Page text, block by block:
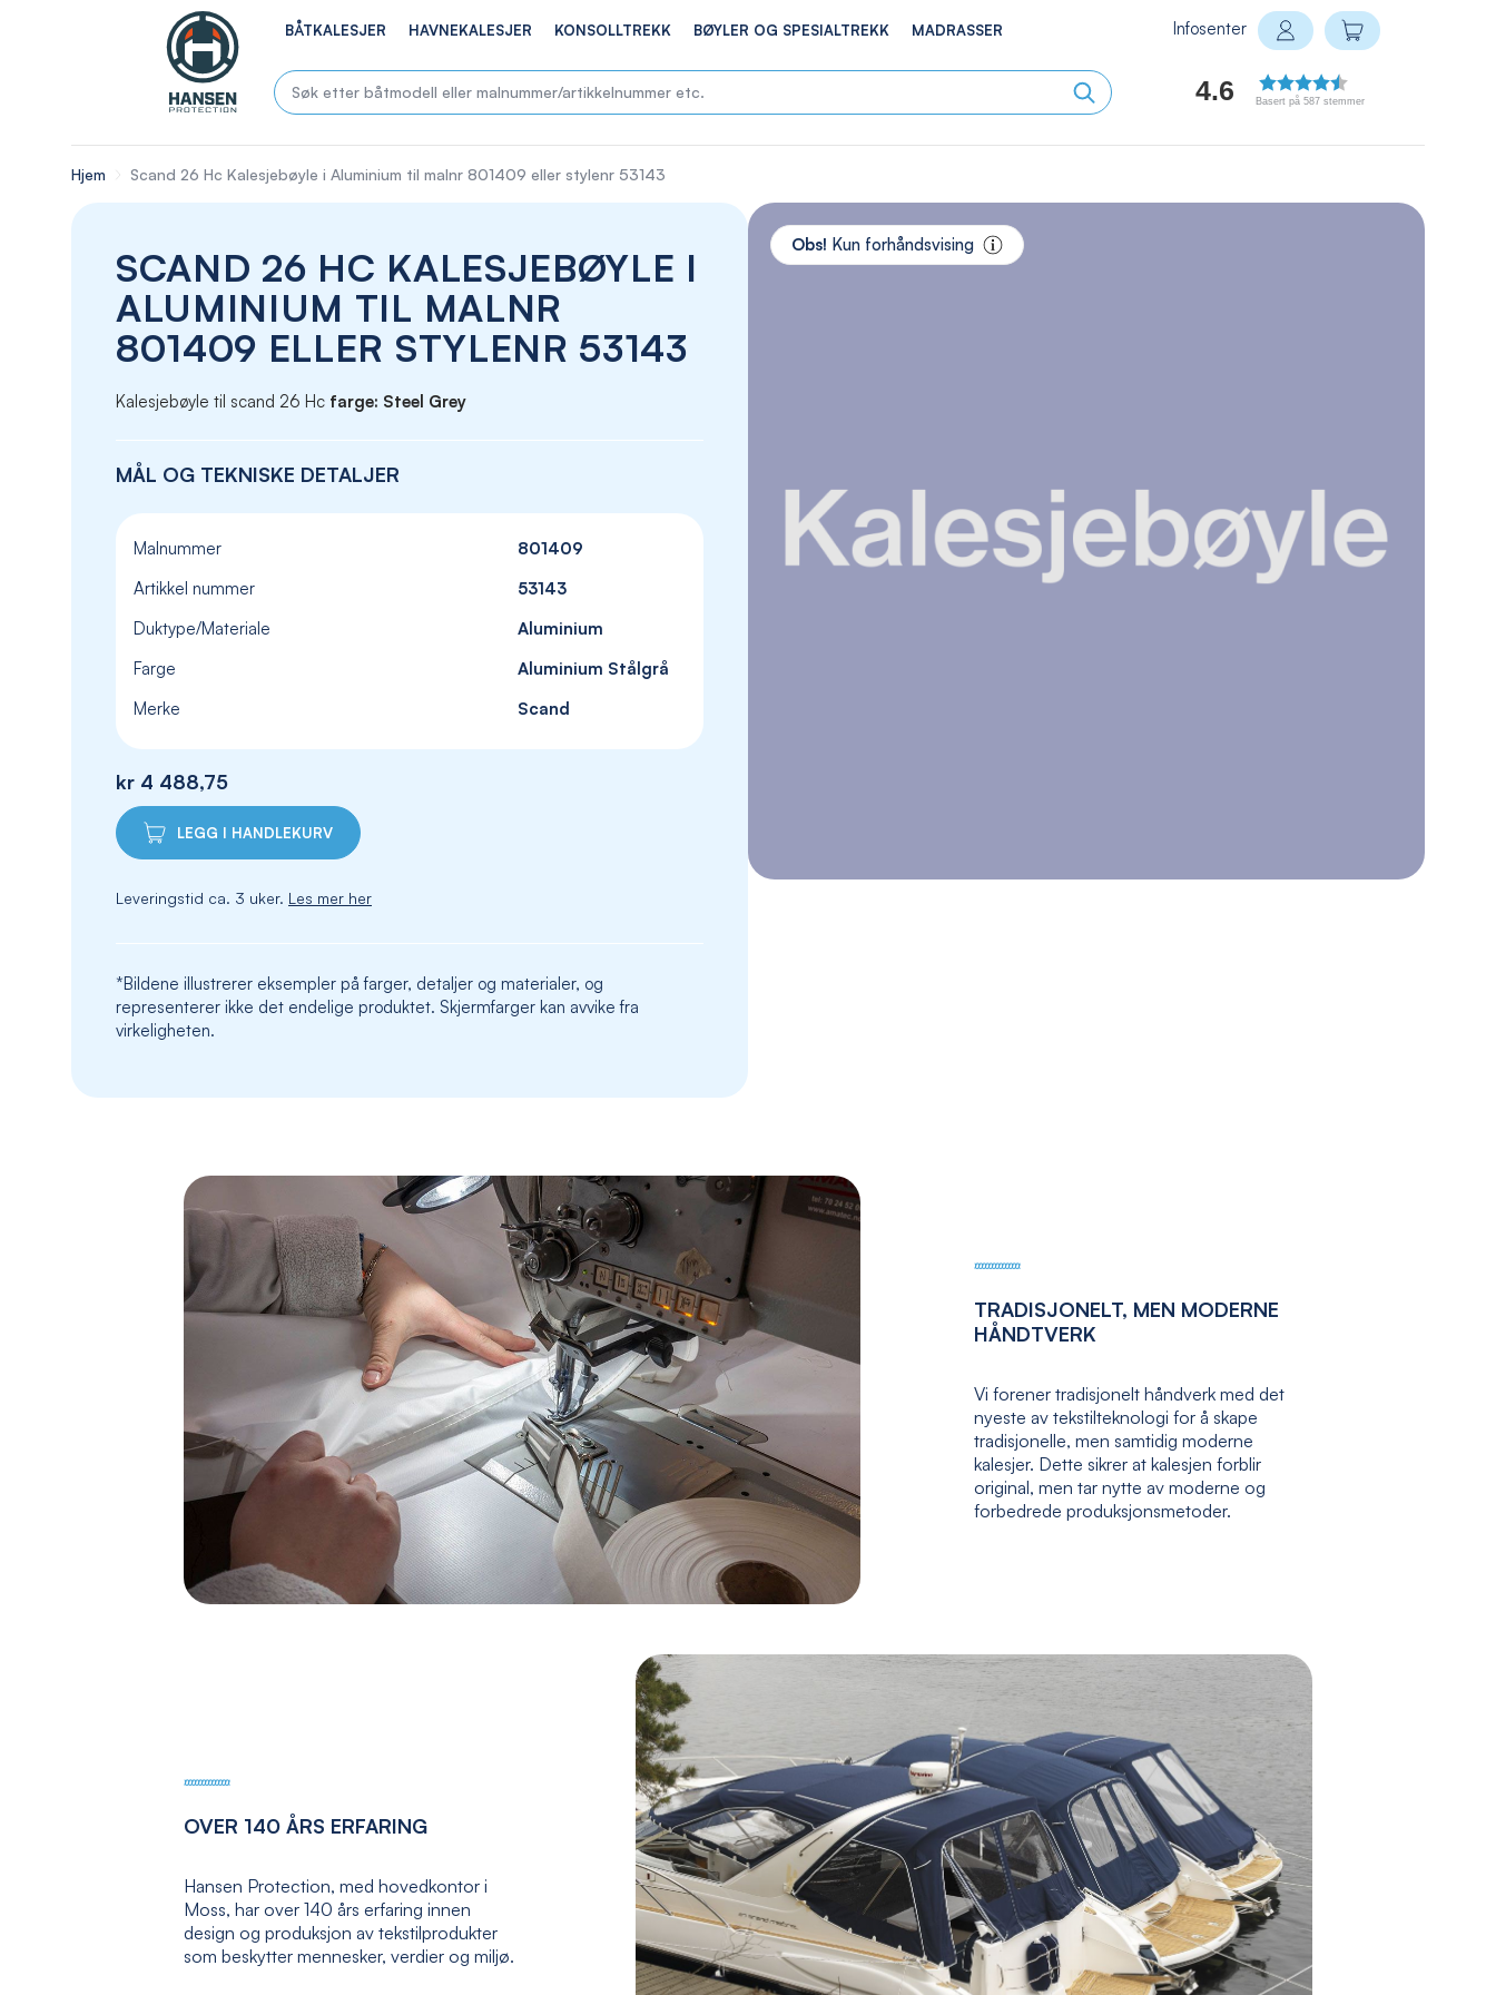
BÅTKALESJER HAVNEKALESJER KONSOLLTREKK BØYLER OG SPESIALTREKK MADRASSER
4.6 Basert på 587 stemmer
Infosenter
Logg inn
Min handlekurv
Hjem Scand 26 Hc Kalesjebøyle i Aluminium til malnr 801409 eller stylenr 53143
SCAND 26 HC KALESJEBØYLE I
ALUMINIUM TIL MALNR
801409 ELLER STYLENR 53143
Kalesjebøyle til scand 26 Hc farge: Steel Grey
MÅL OG TEKNISKE DETALJER
Malnummer
801409
Artikkel nummer
53143
Duktype/Materiale
Aluminium
Farge
Aluminium Stålgrå
Merke
Scand
kr 4 488,75
LEGG I HANDLEKURV
Leveringstid ca. 3 uker. Les mer her
*Bildene illustrerer eksempler på farger, detaljer og materialer, og
representerer ikke det endelige produktet. Skjermfarger kan avvike fra
virkeligheten.
Skip
Obs! Kun forhåndsvising
TRADISJONELT, MEN MODERNE
HÅNDTVERK
Vi forener tradisjonelt håndverk med det
nyeste av tekstilteknologi for å skape
tradisjonelle, men samtidig moderne
kalesjer. Dette sikrer at kalesjen forblir
original, men tar nytte av moderne og
forbedrede produksjonsmetoder.
OVER 140 ÅRS ERFARING
Hansen Protection, med hovedkontor i
Moss, har over 140 års erfaring innen
design og produksjon av tekstilprodukter
som beskytter mennesker, verdier og miljø.